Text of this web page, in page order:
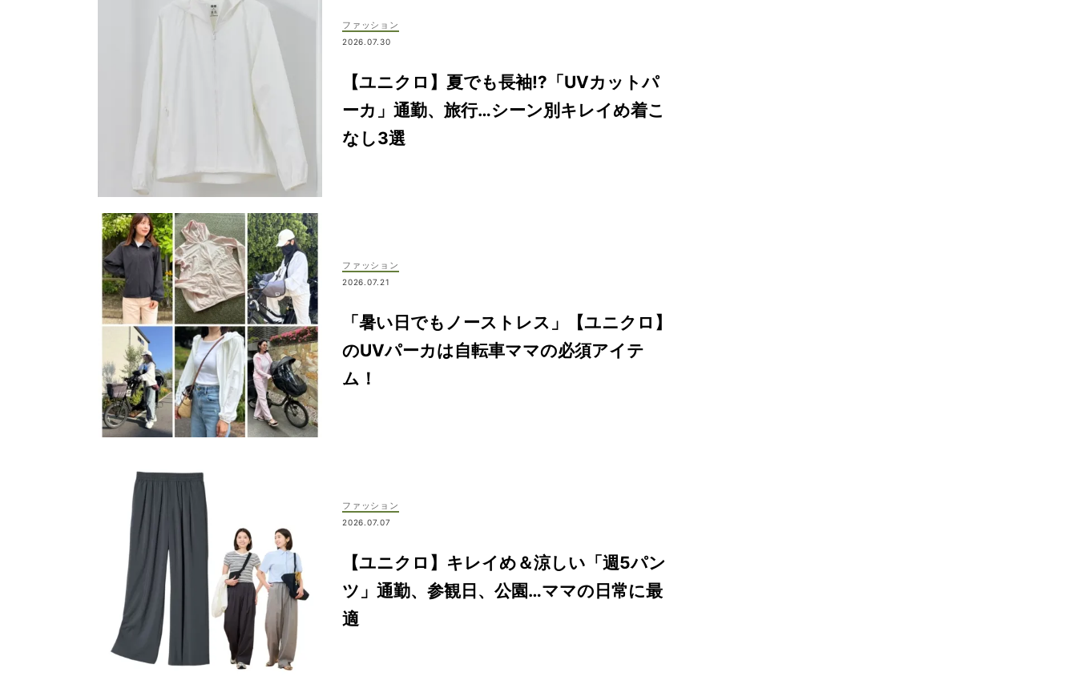
ファッション
2026.07.30
【ユニクロ】夏でも長袖⁉「UVカットパ
ーカ」通勤、旅行…シーン別キレイめ着こ
なし3選
ファッション
2026.07.21
「暑い日でもノーストレス」【ユニクロ】
のUVパーカは自転車ママの必須アイテ
ム！
ファッション
2026.07.07
【ユニクロ】キレイめ＆涼しい「週5パン
ツ」通勤、参観日、公園…ママの日常に最
適